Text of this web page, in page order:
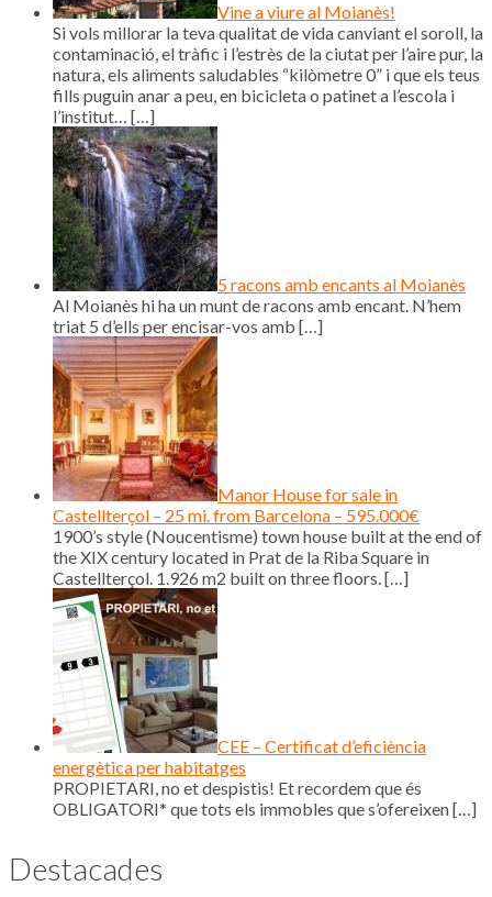
Vine a viure al Moianès!
Si vols millorar la teva qualitat de vida canviant el soroll, la
contaminació, el tràfic i l’estrès de la ciutat per l’aire pur, la
natura, els aliments saludables “kilòmetre 0” i que els teus
fills puguin anar a peu, en bicicleta o patinet a l’escola i
l’institut… […]
5 racons amb encants al Moianès
Al Moianès hi ha un munt de racons amb encant. N’hem
triat 5 d’ells per encisar-vos amb […]
Manor House for sale in
Castellterçol – 25 mi. from Barcelona – 595.000€
1900’s style (Noucentisme) town house built at the end of
the XIX century located in Prat de la Riba Square in
Castellterçol. 1.926 m2 built on three floors.[…]
CEE – Certificat d’eficiència
energètica per habitatges
PROPIETARI, no et despistis! Et recordem que és
OBLIGATORI* que tots els immobles que s’ofereixen[…]
Destacades